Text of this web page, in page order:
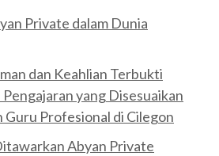
Private dalam Dunia
dan Keahlian Terbukti
yang Disesuaikan
Guru Profesional di Cilegon
Abyan Private